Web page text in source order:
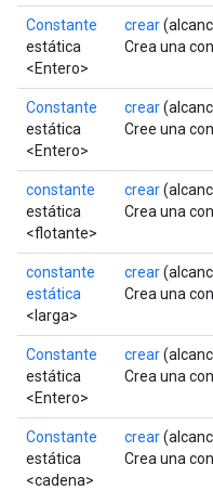
Constante
estática
<Entero>
crear
Crea una
Constante
estática
<Entero>
crear
Cree una
constante
estática
<flotante>
crear
Crea una
constante
estática
<larga>
crear
Crea una
Constante
estática
<Entero>
crear
Crea una
Constante
estática
<cadena>
crear
Crea una